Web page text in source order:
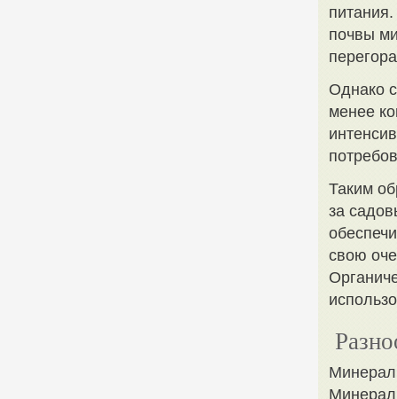
почвы
Однако
менее
Таким
за
свою